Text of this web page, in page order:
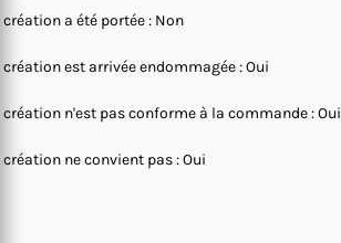
création a été portée : Non
création est arrivée endommagée : Oui
création n'est pas conforme à la commande : Oui
création ne convient pas : Oui